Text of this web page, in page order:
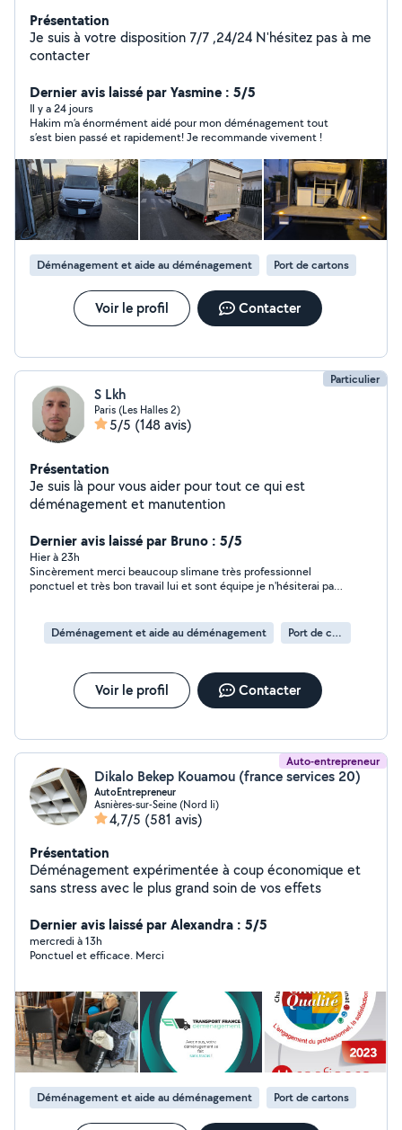
Présentation
Je suis à votre disposition 7/7 ,24/24 N'hésitez pas à me
contacter
Dernier avis laissé par Yasmine : 5/5
Il y a 24 jours
Hakim m’a énormément aidé pour mon déménagement tout
s’est bien passé et rapidement! Je recommande vivement !
Déménagement et aide au déménagement Port de cartons
Voir le profil Contacter
Particulier
S Lkh
Paris (Les Halles 2)
5/5 (148 avis)
Présentation
Je suis là pour vous aider pour tout ce qui est
déménagement et manutention
Dernier avis laissé par Bruno : 5/5
Hier à 23h
Sincèrement merci beaucoup slimane très professionnel
ponctuel et très bon travail lui et sont équipe je n'hésiterai pas
Déménagement et aide au déménagement
Port de cartons
Voir le profil Contacter
Auto-entrepreneur
Dikalo Bekep Kouamou (france services 20)
AutoEntrepreneur
Asnières-sur-Seine (Nord Ii)
4,7/5 (581 avis)
Présentation
Déménagement expérimentée à coup économique et
sans stress avec le plus grand soin de vos effets
Dernier avis laissé par Alexandra : 5/5
mercredi à 13h
Ponctuel et efficace. Merci
Déménagement et aide au déménagement Port de cartons